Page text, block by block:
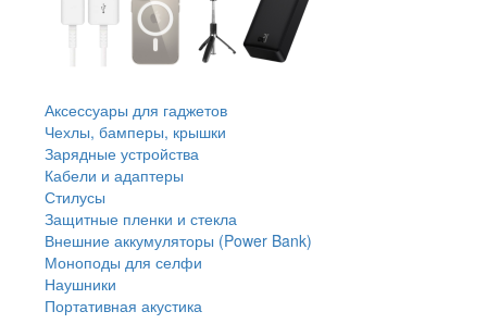
Аксессуары для гаджетов
Чехлы, бамперы, крышки
Зарядные устройства
Кабели и адаптеры
Стилусы
Защитные пленки и стекла
Внешние аккумуляторы (Power Bank)
Моноподы для селфи
Наушники
Портативная акустика